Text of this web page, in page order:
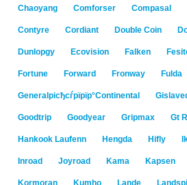
Chaoyang Comforser Compasal
Contyre Cordiant Double Coin
Dunlopgy Ecovision Falken
Fortune Forward Fronway Fulda
Generalрісђсѓрїрїр°Continental
Goodtrip Goodyear Gripmax Gt
Hankook Laufenn Hengda Hifly
Inroad Joyroad Kama Kapsen
Kormoran Kumho Lande